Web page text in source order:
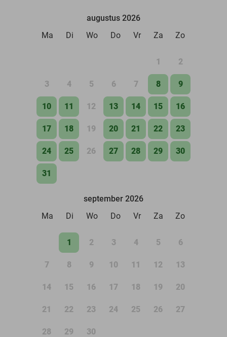
augustus 2026
Ma
Di Wo Do Vr Za Zo
1 2
3 4 5 6 7 8 9
10 11 12 13 14 15 16
17 18 19 20 21 22 23
24 25 26 27 28 29 30
31
september 2026
Ma
Di Wo Do Vr Za Zo
1 2 3 4 5 6
7 8 9 10 11 12 13
14 15 16 17 18 19 20
21 22 23 24 25 26 27
28 29 30